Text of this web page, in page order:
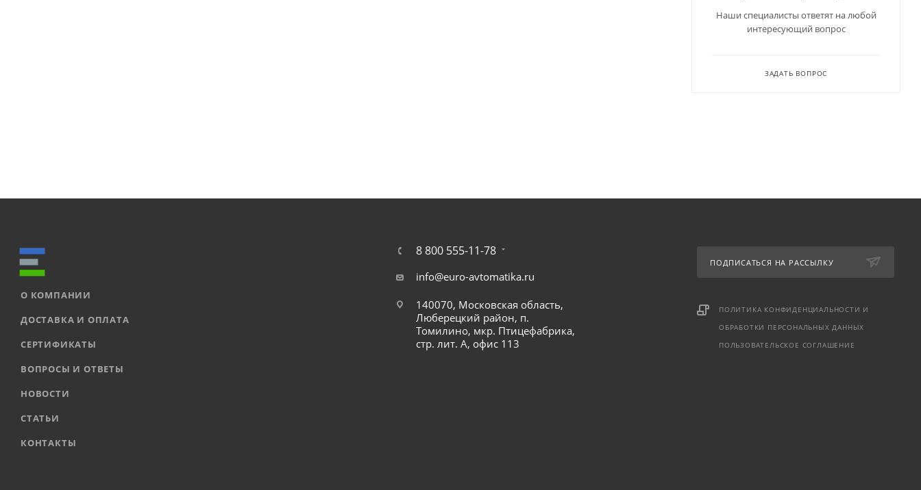
Наши специалисты ответят на любой
интересующий вопрос
ЗАДАТЬ ВОПРОС
О КОМПАНИИ
ДОСТАВКА И ОПЛАТА
СЕРТИФИКАТЫ
ВОПРОСЫ И ОТВЕТЫ
НОВОСТИ
СТАТЬИ
КОНТАКТЫ
8 800 555-11-78
info@euro-avtomatika.ru
140070, Московская область,
Люберецкий район, п.
Томилино, мкр. Птицефабрика,
стр. лит. А, офис 113
ПОДПИСАТЬСЯ НА РАССЫЛКУ
ПОЛИТИКА КОНФИДЕНЦИАЛЬНОСТИ И
ОБРАБОТКИ ПЕРСОНАЛЬНЫХ ДАННЫХ
ПОЛЬЗОВАТЕЛЬСКОЕ СОГЛАШЕНИЕ